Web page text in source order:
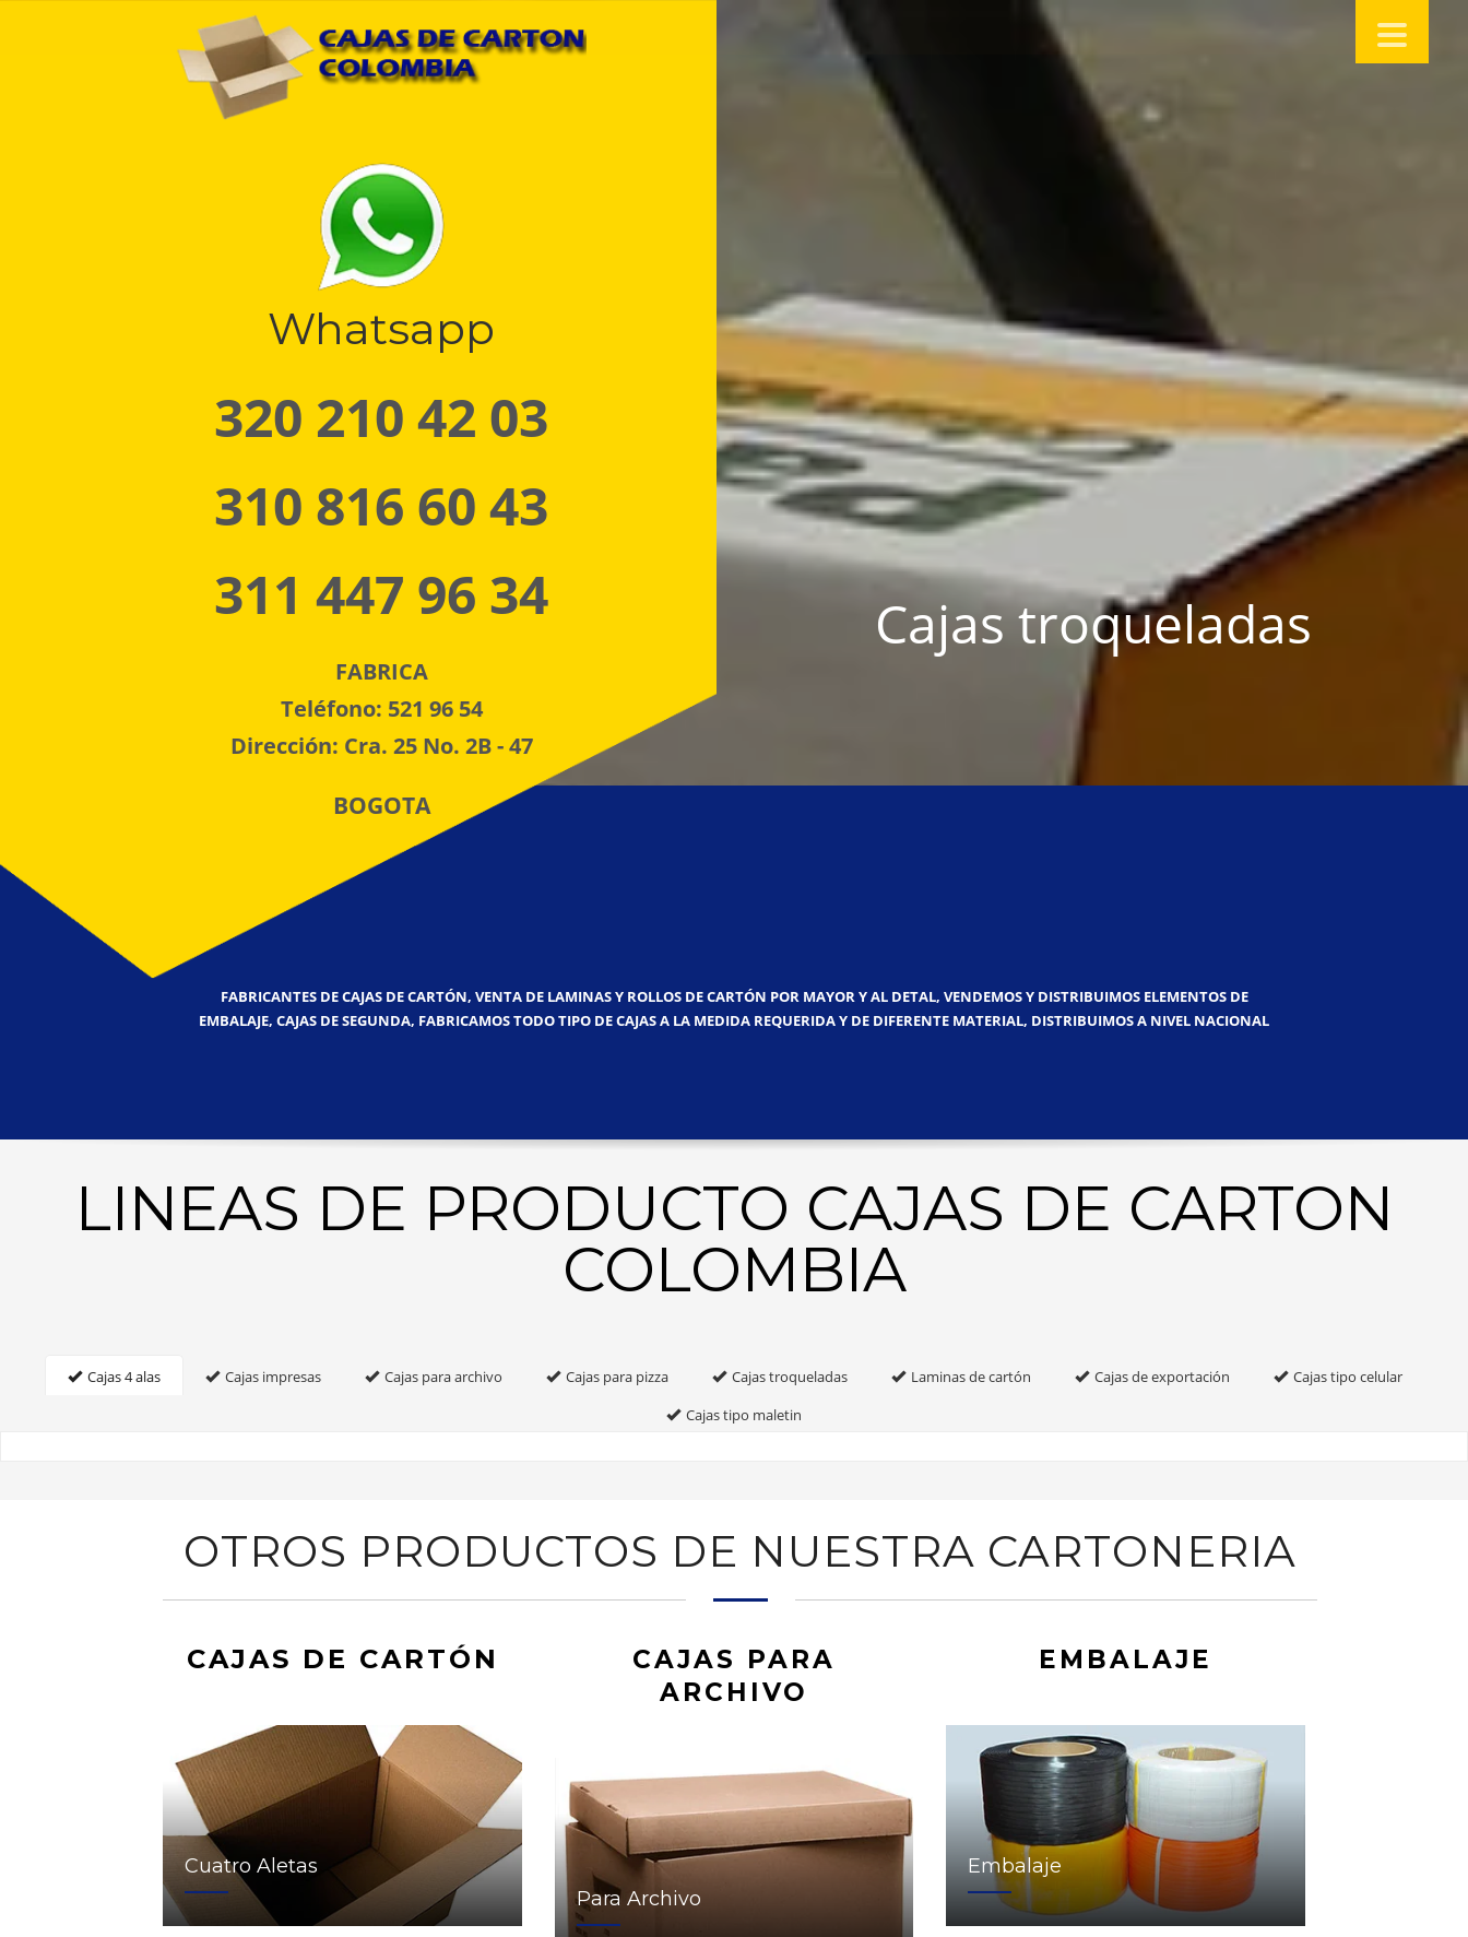
Whatsapp
320 210 42 03
310 816 60 43
311 447 96 34
FABRICA
Teléfono: 521 96 54
Dirección: Cra. 25 No. 2B - 47
BOGOTA
Cajas troqueladas
FABRICANTES DE CAJAS DE CARTÓN, VENTA DE LAMINAS Y ROLLOS DE CARTÓN POR MAYOR Y AL DETAL, VENDEMOS Y DISTRIBUIMOS ELEMENTOS DE
EMBALAJE, CAJAS DE SEGUNDA, FABRICAMOS TODO TIPO DE CAJAS A LA MEDIDA REQUERIDA Y DE DIFERENTE MATERIAL, DISTRIBUIMOS A NIVEL NACIONAL
LINEAS DE PRODUCTO CAJAS DE CARTON
COLOMBIA
Cajas 4 alas Cajas impresas Cajas para archivo Cajas para pizza Cajas troqueladas Laminas de cartón Cajas de exportación
Cajas tipo celular
Cajas tipo maletin
OTROS PRODUCTOS DE NUESTRA CARTONERIA
CAJAS DE CARTÓN
Cuatro Aletas
CAJAS PARA
ARCHIVO
Para Archivo
EMBALAJE
Embalaje